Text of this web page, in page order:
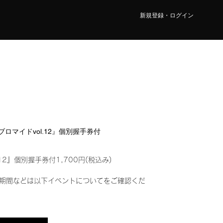
新規登録・ログイン
ロマイドvol.12』個別握手券付
』個別握手券付1,700円(税込み)
間などは以下イベントについてをご確認くだ